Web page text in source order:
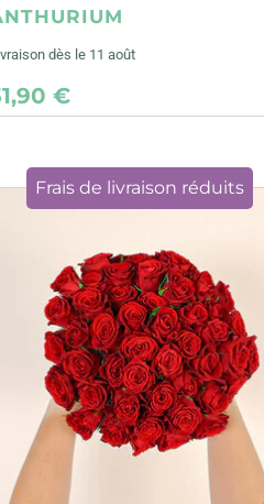
dès le 11 août
€
Frais de livraison réduits